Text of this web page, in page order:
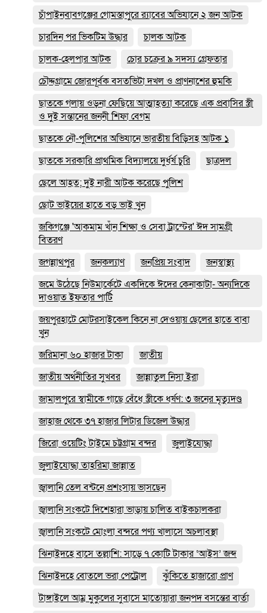
চাঁপাইনবাবগঞ্জের গোমস্তাপুরে র‍্যাবের অভিযানে ২ জন আটক
চারদিন পর ভিকটিম উদ্ধার
চালক আটক
চালক-হেলপার আটক
চোর চক্রের ৯ সদস্য গ্রেফতার
চৌদ্দগ্রামে জোরপূর্বক বসতভিটা দখল ও প্রাণনাশের হুমকি
ছাতকে গলায় ওড়না ফেছিয়ে আত্মাহত্যা করেছে এক প্রবাসির স্ত্রী
ও দুই সন্তানের জননী শিফা বেগম
ছাতকে নৌ-পুলিশের অভিযানে ভারতীয় বিড়িসহ আটক ১
ছাতকে সরকারি প্রাথমিক বিদ্যালয়ে দুর্ধর্ষ চুরি
ছাত্রদল
ছেলে আহত; দুই নারী আটক করেছে পুলিশ
ছোট ভাইয়ের হাতে বড় ভাই খুন
জকিগঞ্জে 'আকমাম খাঁন শিক্ষা ও সেবা ট্রাস্টের' ঈদ সামগ্রী
বিতরণ
জগন্নাথপুর
জনকল্যাণ জনপ্রিয় সংবাদ
জনস্বাস্থ্য
জমে উঠেছে নিউমার্কেটে একদিকে ঈদের কেনাকাটা- অন্যদিকে
দাওয়াত ইফতার পার্টি
জয়পুরহাটে মোটরসাইকেল কিনে না দেওয়ায় ছেলের হাতে বাবা
খুন
জরিমানা ৬০ হাজার টাকা
জাতীয়
জাতীয় অর্থনীতির সুখবর
জান্নাতুল নিসা ইরা
জামালপুরে স্বামীকে গাছে বেঁধে স্ত্রীকে ধর্ষণ: ৩ জনের মৃত্যুদণ্ড
জাহাজ থেকে ৩৭ হাজার লিটার ডিজেল উদ্ধার
জিরো ওয়েটিং টাইমে চট্টগ্রাম বন্দর
জুলাইযোদ্ধা
জুলাইযোদ্ধা তাহরিমা জান্নাত
জ্বালানি তেল বন্টনে প্রশংসায় ভাসছেন
জ্বালানি সংকটে দিশেহারা ভাড়ায় চালিত বাইকচালকরা
জ্বালানি সংকটে মোংলা বন্দরে পণ্য খালাসে অচলাবস্থা
ঝিনাইদহে বাসে তল্লাশি: সাড়ে ৭ কোটি টাকার ‘আইস’ জব্দ
ঝিনাইদহে বোতলে ভরা পেট্রোল
ঝুঁকিতে হাজারো প্রাণ
টাঙ্গাইলে আম্র মুকুলের সুবাসে মাতোয়ারা জনপদ বসন্তের বার্তা